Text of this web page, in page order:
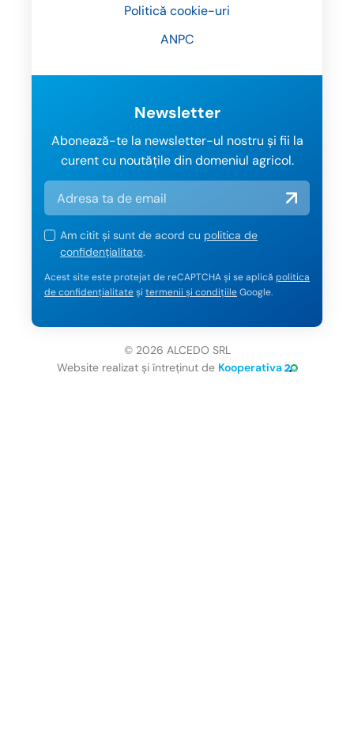
Politică cookie-uri
ANPC
Newsletter
Abonează-te la newsletter-ul nostru și fii la
curent cu noutățile din domeniul agricol.
Am citit și sunt de acord cu politica de
confidențialitate.
Acest site este protejat de reCAPTCHA și se aplică politica
de confidențialitateși termenii și condițiileGoogle.
© 2026 ALCEDO SRL
Website realizat și întreținut de Kooperativa